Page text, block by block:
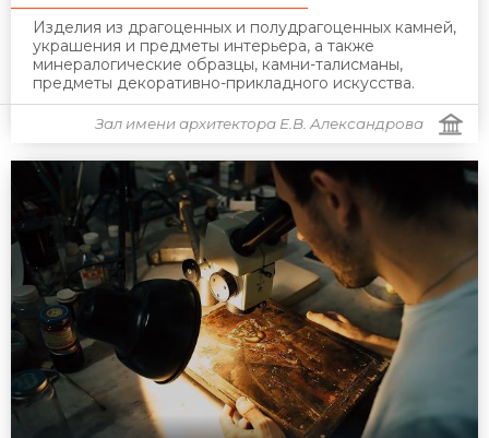
Изделия из драгоценных и полудрагоценных камней,
украшения и предметы интерьера, а также
минералогические образцы, камни-талисманы,
предметы декоративно-прикладного искусства.
Зал имени архитектора Е.В. Александрова